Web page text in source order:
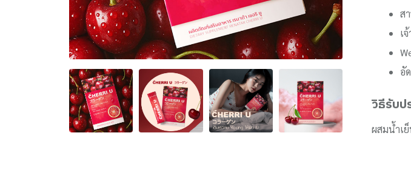
ส
เ
อั
วิธีรับป
ผสมน้ำเ